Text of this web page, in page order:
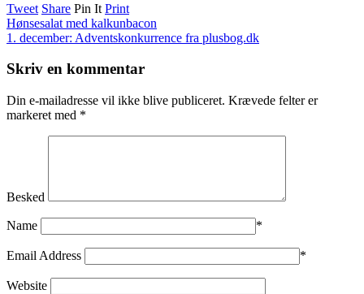
Tweet Share Pin It Print
Hønsesalat med kalkunbacon
1. december: Adventskonkurrence fra plusbog.dk
Skriv en kommentar
Din e-mailadresse vil ikke blive publiceret. Krævede felter er
markeret med *
Besked
Name *
Email Address *
Website